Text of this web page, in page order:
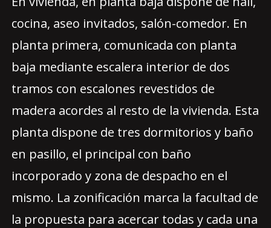
cocina, aseo invitados, salón-comedor. En
planta primera, comunicada con planta
baja mediante escalera interior de dos
tramos con escalones revestidos de
madera acordes al resto de la vivienda. Esta
planta dispone de tres dormitorios y baño
en pasillo, el principal con baño
incorporado y zona de despacho en el
mismo. La zonificación marca la facultad de
la propuesta para acercar todas y cada una